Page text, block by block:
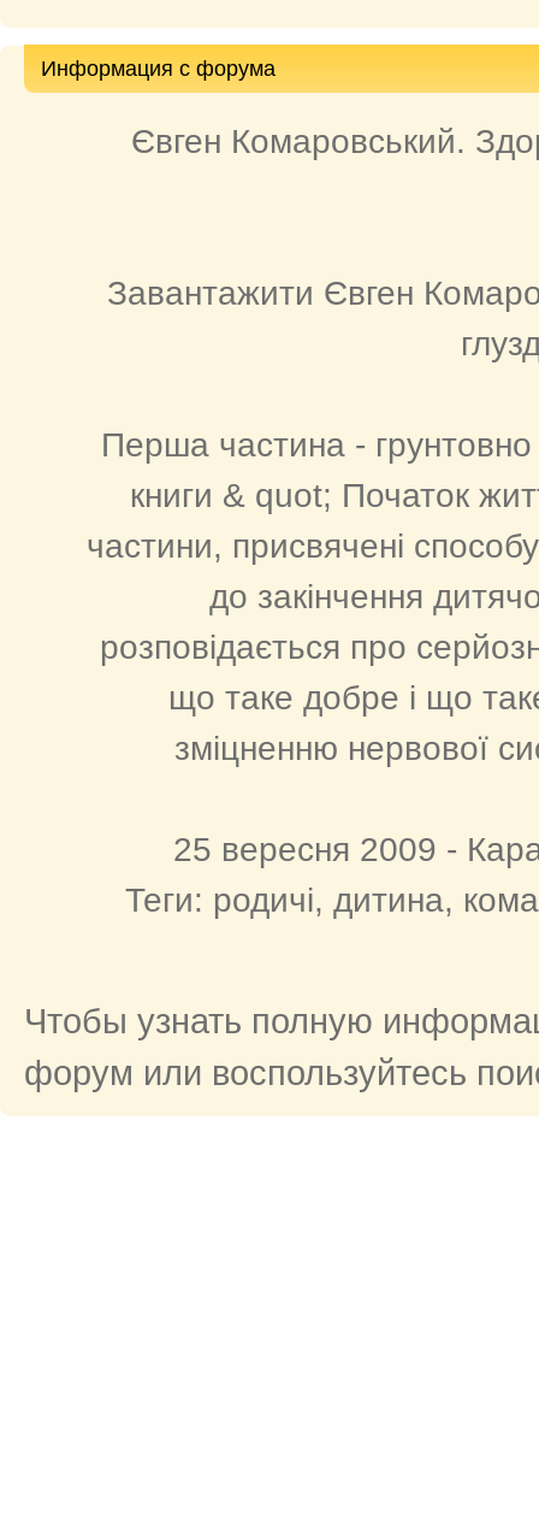
Информация с форума
Євген Комаровський.
Завантажити Євген
Перша частина -
книги & quot; Початок
частини, присвячені
до закінчення
розповідається про
що таке добре і що
зміцненню нервової
25 вересня 2009 -
Теги: родичі, дитина,
Чтобы узнать полную
форум или воспользуйтесь